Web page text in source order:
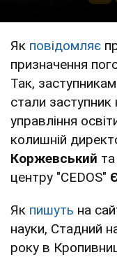
Як повідомляє
призначення
Так,
стали
управління
колишній
Коржевський
центру "CEDOS"
Як пишуть на
науки, Стадний
року в